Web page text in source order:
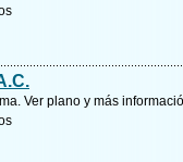
Ver plano y más